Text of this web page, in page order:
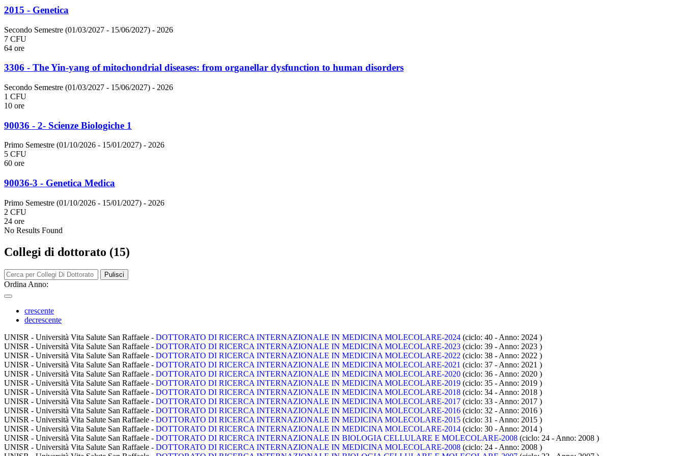
2015 - Genetica
Secondo Semestre (01/03/2027 - 15/06/2027) - 2026
7 CFU
64 ore
3306 - The Yin-yang of mitochondrial diseases: from organellar dysfunction to human disorders
Secondo Semestre (01/03/2027 - 15/06/2027) - 2026
1 CFU
10 ore
90036 - 2- Scienze Biologiche 1
Primo Semestre (01/10/2026 - 15/01/2027) - 2026
5 CFU
60 ore
90036-3 - Genetica Medica
Primo Semestre (01/10/2026 - 15/01/2027) - 2026
2 CFU
24 ore
No Results Found
Collegi di dottorato (15)
Pulisci
Ordina Anno:
crescente
decrescente
UNISR - Università Vita Salute San Raffaele - DOTTORATO DI RICERCA INTERNAZIONALE IN MEDICINA MOLECOLARE-2024 (ciclo: 40 - Anno: 2024 )
UNISR - Università Vita Salute San Raffaele - DOTTORATO DI RICERCA INTERNAZIONALE IN MEDICINA MOLECOLARE-2023 (ciclo: 39 - Anno: 2023 )
UNISR - Università Vita Salute San Raffaele - DOTTORATO DI RICERCA INTERNAZIONALE IN MEDICINA MOLECOLARE-2022 (ciclo: 38 - Anno: 2022 )
UNISR - Università Vita Salute San Raffaele - DOTTORATO DI RICERCA INTERNAZIONALE IN MEDICINA MOLECOLARE-2021 (ciclo: 37 - Anno: 2021 )
UNISR - Università Vita Salute San Raffaele - DOTTORATO DI RICERCA INTERNAZIONALE IN MEDICINA MOLECOLARE-2020 (ciclo: 36 - Anno: 2020 )
UNISR - Università Vita Salute San Raffaele - DOTTORATO DI RICERCA INTERNAZIONALE IN MEDICINA MOLECOLARE-2019 (ciclo: 35 - Anno: 2019 )
UNISR - Università Vita Salute San Raffaele - DOTTORATO DI RICERCA INTERNAZIONALE IN MEDICINA MOLECOLARE-2018 (ciclo: 34 - Anno: 2018 )
UNISR - Università Vita Salute San Raffaele - DOTTORATO DI RICERCA INTERNAZIONALE IN MEDICINA MOLECOLARE-2017 (ciclo: 33 - Anno: 2017 )
UNISR - Università Vita Salute San Raffaele - DOTTORATO DI RICERCA INTERNAZIONALE IN MEDICINA MOLECOLARE-2016 (ciclo: 32 - Anno: 2016 )
UNISR - Università Vita Salute San Raffaele - DOTTORATO DI RICERCA INTERNAZIONALE IN MEDICINA MOLECOLARE-2015 (ciclo: 31 - Anno: 2015 )
UNISR - Università Vita Salute San Raffaele - DOTTORATO DI RICERCA INTERNAZIONALE IN MEDICINA MOLECOLARE-2014 (ciclo: 30 - Anno: 2014 )
UNISR - Università Vita Salute San Raffaele - DOTTORATO DI RICERCA INTERNAZIONALE IN BIOLOGIA CELLULARE E MOLECOLARE-2008 (ciclo: 24 - Anno: 2008 )
UNISR - Università Vita Salute San Raffaele - DOTTORATO DI RICERCA INTERNAZIONALE IN MEDICINA MOLECOLARE-2008 (ciclo: 24 - Anno: 2008 )